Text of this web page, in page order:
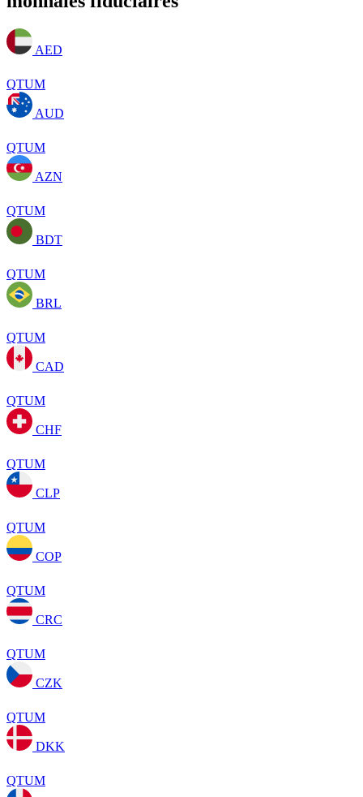
AED
QTUM
AUD
QTUM
AZN
QTUM
BDT
QTUM
BRL
QTUM
CAD
QTUM
CHF
QTUM
CLP
QTUM
COP
QTUM
CRC
QTUM
CZK
QTUM
DKK
QTUM